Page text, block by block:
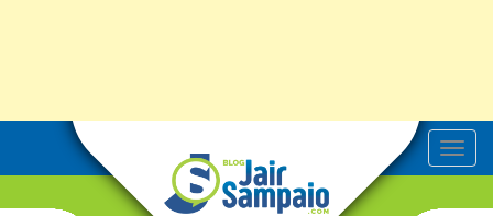
T
o